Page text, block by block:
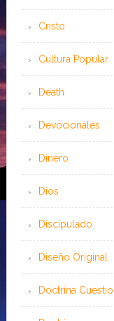
Cristo
Cultura Popular
Death
Devocionales
Dinero
Dios
Discipulado
Diseño Original
Doctrina